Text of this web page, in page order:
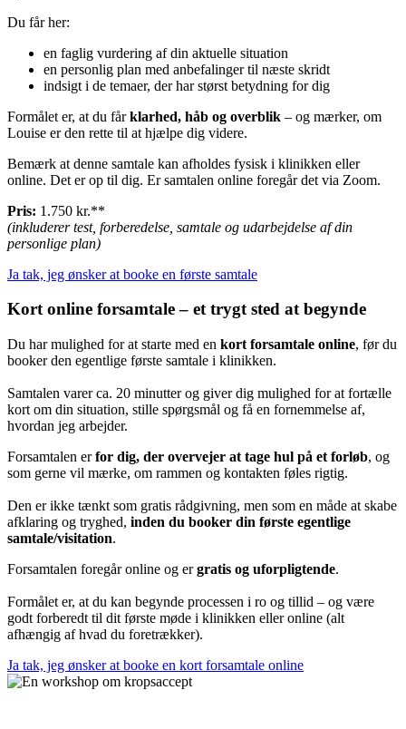
Du får her:
en faglig vurdering af din aktuelle situation
en personlig plan med anbefalinger til næste skridt
indsigt i de temaer, der har størst betydning for dig
Formålet er, at du fårklarhed, håb og overblik – og mærker, om
Louise er den rette til at hjælpe dig videre.
Bemærk at denne samtale kan afholdes fysisk i klinikken eller
online. Det er op til dig. Er samtalen online foregår det via Zoom.
Pris: 1.750 kr.**
(inkluderer test, forberedelse, samtale og udarbejdelse af din
personlige plan)
Ja tak, jeg ønsker at booke en første samtale
Kort online forsamtale – et trygt sted at begynde
Du har mulighed for at starte med en kort forsamtale online, før du
booker den egentlige første samtale i klinikken.
Samtalen varer ca. 20 minutter og giver dig mulighed for at fortælle
kort om din situation, stille spørgsmål og få en fornemmelse af,
hvordan jeg arbejder.
Forsamtalen erfor dig, der overvejer at tage hul på et forløb, og
som gerne vil mærke, om rammen og kontakten føles rigtig.
Den er ikke tænkt som gratis rådgivning, men som en måde at skabe
afklaring og tryghed, inden du booker din første egentlige
samtale/visitation.
Forsamtalen foregår online og ergratis og uforpligtende.
Formålet er, at du kan begynde processen i ro og tillid – og være
godt forberedt til dit første møde i klinikken eller online (alt
afhængig af hvad du foretrækker).
Ja tak, jeg ønsker at booke en kort forsamtale online